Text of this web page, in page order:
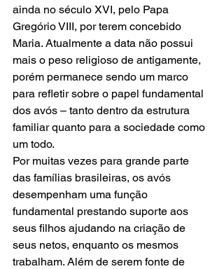
ainda no século XVI, pelo Papa
Gregório VIII, por terem concebido
Maria. Atualmente a data não possui
mais o peso religioso de antigamente,
porém permanece sendo um marco
para refletir sobre o papel fundamental
dos avós – tanto dentro da estrutura
familiar quanto para a sociedade como
um todo.
Por muitas vezes para grande parte
das famílias brasileiras, os avós
desempenham uma função
fundamental prestando suporte aos
seus filhos ajudando na criação de
seus netos, enquanto os mesmos
trabalham. Além de serem fonte de